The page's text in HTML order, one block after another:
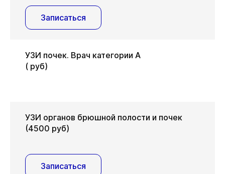
Записаться
УЗИ почек. Врач категории А
( руб)
УЗИ органов брюшной полости и почек
(4500 руб)
Записаться